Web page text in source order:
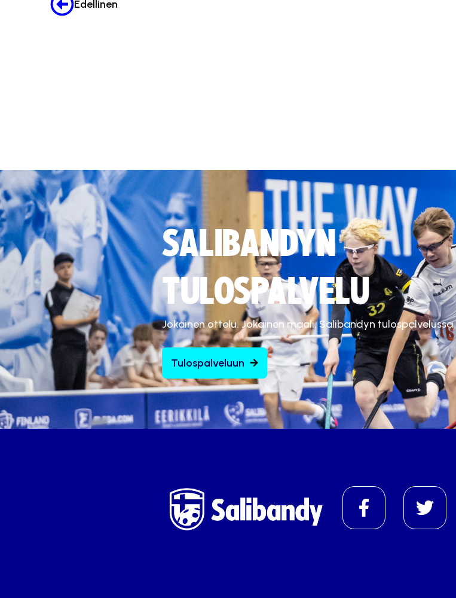
Edellinen
SALIBANDYN
TULOSPALVELU
Jokainen ottelu. Jokainen maali. Salibandyn tulospalvelussa.
Tulospalveluun